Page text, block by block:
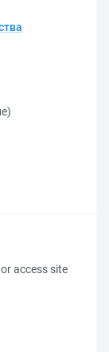
access site